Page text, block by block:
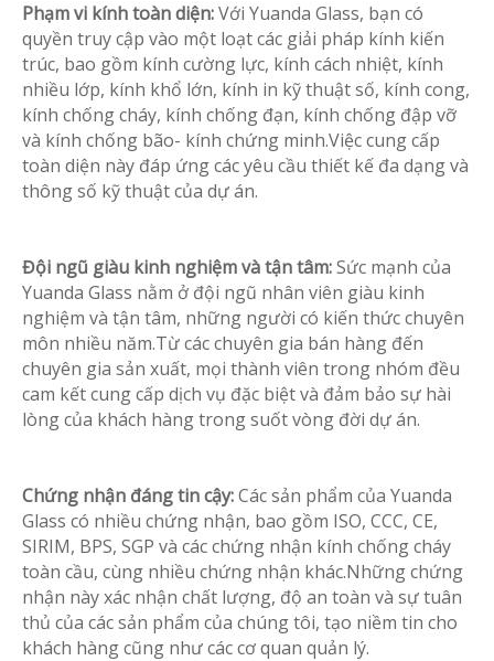
Phạm vi kính toàn diện:Với Yuanda Glass, bạn có
quyền truy cập vào một loạt các giải pháp kính kiến ​​
trúc, bao gồm kính cường lực, kính cách nhiệt, kính
nhiều lớp, kính khổ lớn, kính in kỹ thuật số, kính cong,
kính chống cháy, kính chống đạn, kính chống đập vỡ
và kính chống bão- kính chứng minh.Việc cung cấp
toàn diện này đáp ứng các yêu cầu thiết kế đa dạng và
thông số kỹ thuật của dự án.
Đội ngũ giàu kinh nghiệm và tận tâm:Sức mạnh của
Yuanda Glass nằm ở đội ngũ nhân viên giàu kinh
nghiệm và tận tâm, những người có kiến ​​thức chuyên
môn nhiều năm.Từ các chuyên gia bán hàng đến
chuyên gia sản xuất, mọi thành viên trong nhóm đều
cam kết cung cấp dịch vụ đặc biệt và đảm bảo sự hài
lòng của khách hàng trong suốt vòng đời dự án.
Chứng nhận đáng tin cậy:Các sản phẩm của Yuanda
Glass có nhiều chứng nhận, bao gồm ISO, CCC, CE,
SIRIM, BPS, SGP và các chứng nhận kính chống cháy
toàn cầu, cùng nhiều chứng nhận khác.Những chứng
nhận này xác nhận chất lượng, độ an toàn và sự tuân
thủ của các sản phẩm của chúng tôi, tạo niềm tin cho
khách hàng cũng như các cơ quan quản lý.